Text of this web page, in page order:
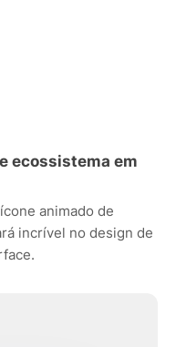
ecossistema em
animado de
incrível no design de